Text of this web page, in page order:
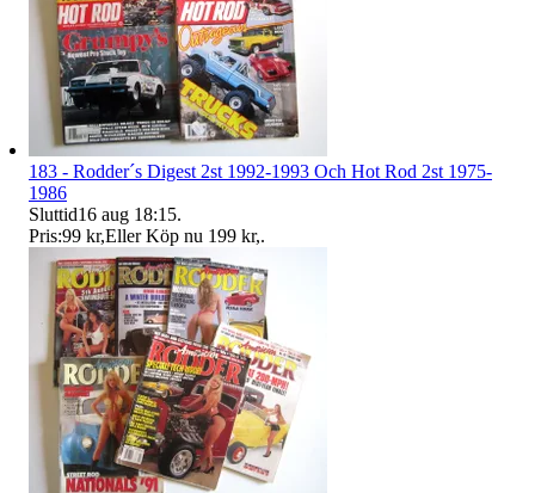
183 - Rodder´s Digest 2st 1992-1993 Och Hot Rod 2st 1975-
1986
Sluttid16 aug 18:15.
Pris:99 kr,Eller Köp nu 199 kr,.